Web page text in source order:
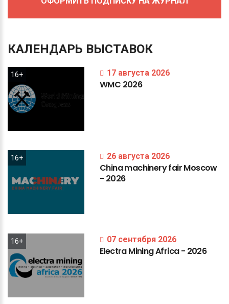
КАЛЕНДАРЬ ВЫСТАВОК
16+ 17 августа 2026
WMC 2026
16+ 26 августа 2026
ChinamachineryfairMoscow
- 2026
16+ 07 сентября 2026
ElectraMiningAfrica- 2026